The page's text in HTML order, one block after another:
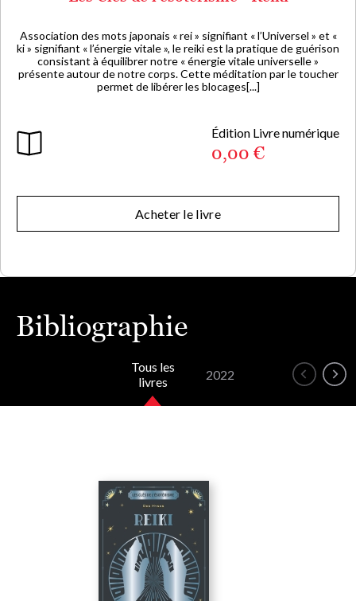
Association des mots japonais « rei » signifiant « l’Universel » et «
ki » signifiant « l’énergie vitale », le reiki est la pratique de guérison
consistant à équilibrer notre « énergie vitale universelle »
présente autour de notre corps. Cette méditation par le toucher
permet de libérer les blocages[...]
Édition Livre numérique
0,00 €
Acheter le livre
Bibliographie
Tous les
livres
2022